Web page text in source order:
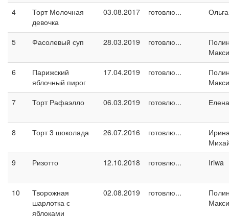
4
Торт Молочная
девочка
03.08.2017 готовлю...
5 Фасолевый суп 28.03.2019 готовлю...
6
Парижский
яблочный пирог
17.04.2019 готовлю...
7
Торт Рафаэлло 06.03.2019 готовлю... Елена
8 Торт 3 шоколада 26.07.2016 готовлю...
9
Ризотто 12.10.2018 готовлю... Iriwa
10
Творожная
шарлотка с
яблоками
02.08.2019 готовлю...